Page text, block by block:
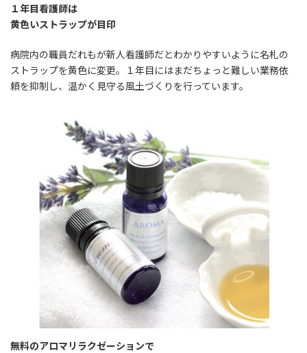
１年目看護師は
黄色いストラップが目印
病院内の職員だれもが新人看護師だとわかりやすいように名札の
ストラップを黄色に変更。１年目にはまだちょっと難しい業務依
頼を抑制し、温かく見守る風土づくりを行っています。
無料のアロマリラクゼーションで